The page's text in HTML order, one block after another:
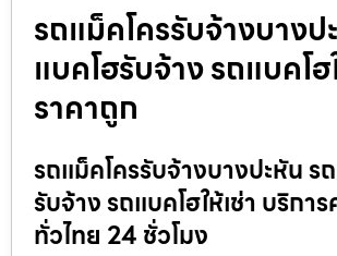
รถแม็คโครรับจ้างบางป
แบคโฮรับจ้าง รถแบคโฮ
ราคาถูก
รถแม็คโครรับจ้างบางปะหัน ร
รับจ้าง รถแบคโฮให้เช่า บริกา
ทั่วไทย 24 ชั่วโมง